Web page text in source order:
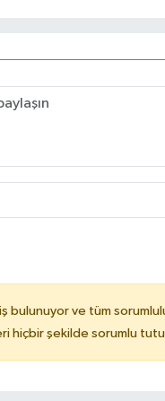
bulunuyor ve tüm
hiçbir şekilde sorumlu